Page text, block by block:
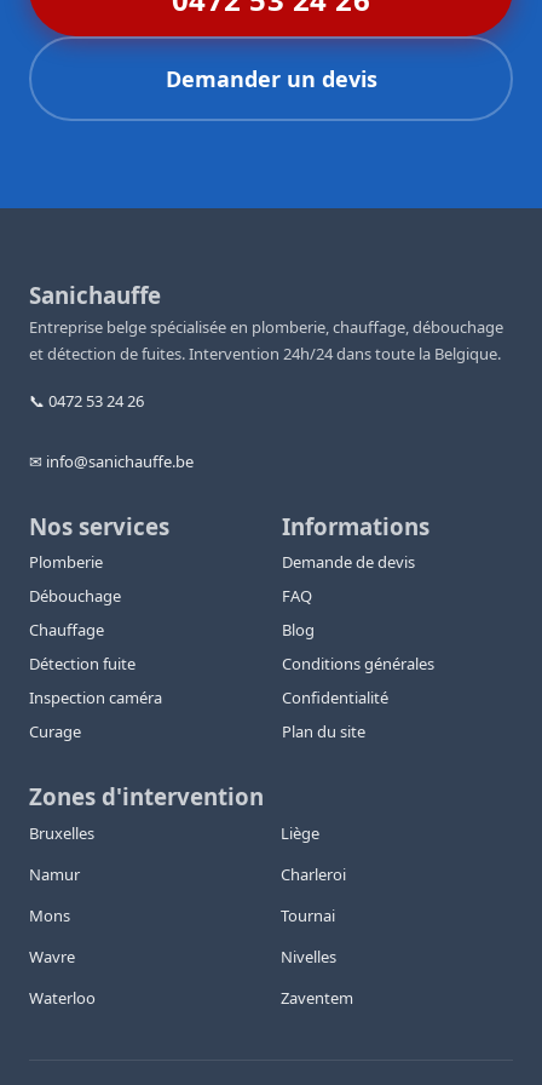
Demander un devis
Sanichauffe
Entreprise belge spécialisée en plomberie, chauffage, débouchage
et détection de fuites. Intervention 24h/24 dans toute la Belgique.
📞 0472 53 24 26
✉ info@sanichauffe.be
Nos services
Plomberie
Débouchage
Chauffage
Détection fuite
Inspection caméra
Curage
Informations
Demande de devis
FAQ
Blog
Conditions générales
Confidentialité
Plan du site
Zones d'intervention
Bruxelles
Liège
Namur
Charleroi
Mons
Tournai
Wavre
Nivelles
Waterloo
Zaventem